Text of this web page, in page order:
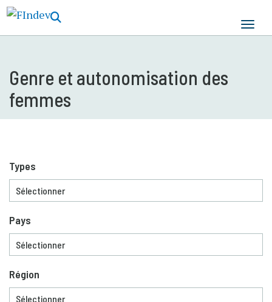
Genre et autonomisation des
femmes
Types
Pays
Région